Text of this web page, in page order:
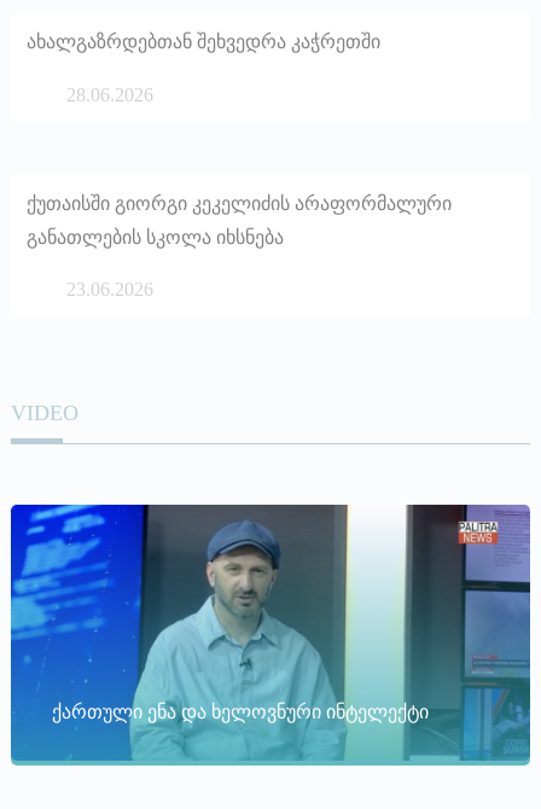
ახალგაზრდებთან შეხვედრა კაჭრეთში
28.06.2026
ქუთაისში გიორგი კეკელიძის არაფორმალური
განათლების სკოლა იხსნება
23.06.2026
VIDEO
ქართული ენა და ხელოვნური ინტელექტი